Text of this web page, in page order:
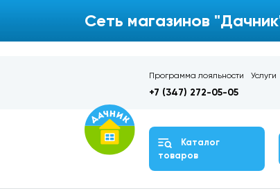
Сеть магазинов
Программа лояльности Услуги
+7 (347) 272-05-05
Каталог
товаров